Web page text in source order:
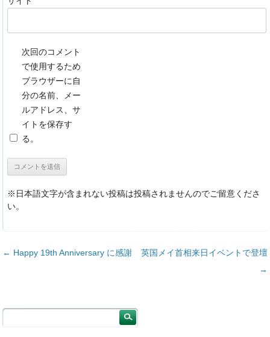
次回のコメント
で使用するため
ブラウザーに自
分の名前、メー
ルアドレス、サ
イトを保存す
る。
※日本語文字が含まれない投稿は投稿されませんのでご留意くださ
い。
投稿ナビゲーション
← Happy 19th Anniversary に感謝
英国メイ首相来日イベントで登壇
→